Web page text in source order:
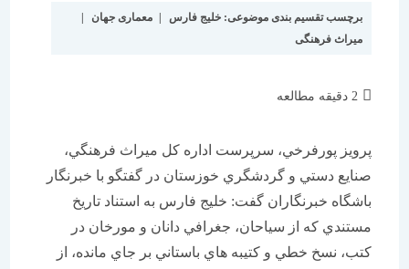
برچسب تقسیم بندی موضوعی:خلیج فارس | معماری جهان
|
میراث فرهنگی
پرويز پورفرخي، سرپرست اداره كل ميراث فرهنگي،
صنايع دستي و گردشگري خوزستان در گفتگو با خبرنگار
باشگاه خبرنگاران گفت: خليج فارس به استناد تاريخ
مستندي كه از سياحان، جغرافي دانان و مورخان در
كتب، نسخ خطي و كتيبه هاي باستاني بر جاي مانده، از